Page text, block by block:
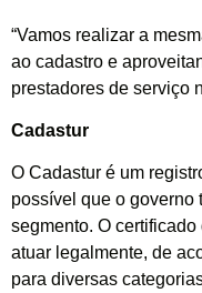
“Vamos realizar a
ao cadastro e
prestadores de serviço
Cadastur
O Cadastur é um
possível que o governo
segmento. O
atuar legalmente, de
para diversas